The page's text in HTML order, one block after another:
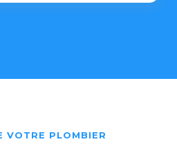
VOTRE PLOMBIER